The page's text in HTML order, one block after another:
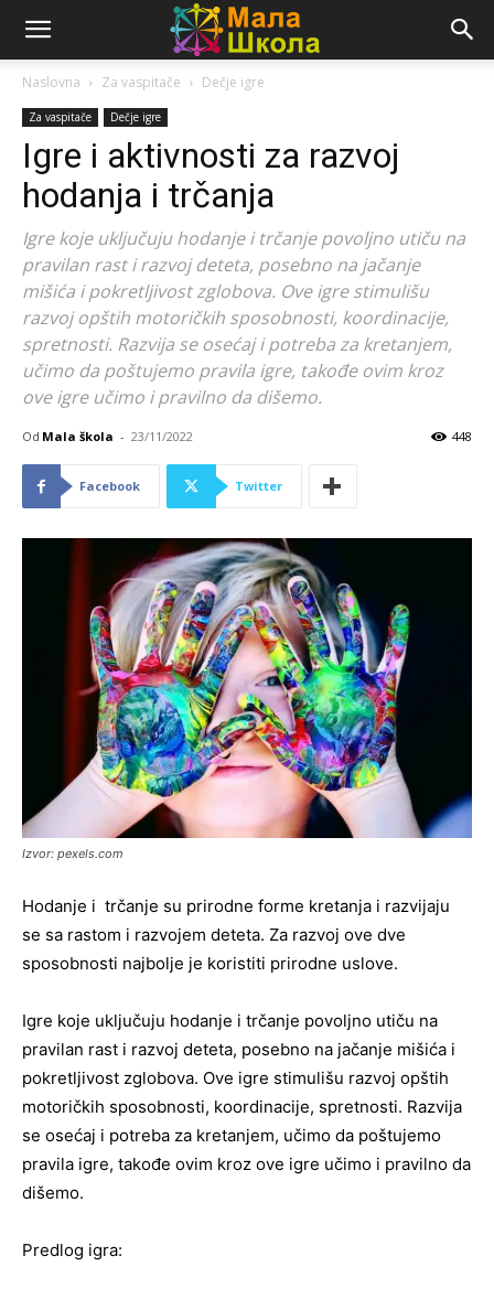
Naslovna Za vaspitače Dečje igre
Za vaspitače Dečje igre
Igre i aktivnosti za razvoj
hodanja i trčanja
Igre koje uključuju hodanje i trčanje povoljno utiču na
pravilan rast i razvoj deteta, posebno na jačanje
mišića i pokretljivost zglobova. Ove igre stimulišu
razvoj opštih motoričkih sposobnosti, koordinacije,
spretnosti. Razvija se osećaj i potreba za kretanjem,
učimo da poštujemo pravila igre, takođe ovim kroz
ove igre učimo i pravilno da dišemo.
Od Mala škola - 23/11/2022 448
Facebook Twitter
Izvor: pexels.com
Hodanje i trčanje su prirodne forme kretanja i razvijaju
se sa rastom i razvojem deteta. Za razvoj ove dve
sposobnosti najbolje je koristiti prirodne uslove.
Igre koje uključuju hodanje i trčanje povoljno utiču na
pravilan rast i razvoj deteta, posebno na jačanje mišića i
pokretljivost zglobova. Ove igre stimulišu razvoj opštih
motoričkih sposobnosti, koordinacije, spretnosti. Razvija
se osećaj i potreba za kretanjem, učimo da poštujemo
pravila igre, takođe ovim kroz ove igre učimo i pravilno da
dišemo.
Predlog igra: